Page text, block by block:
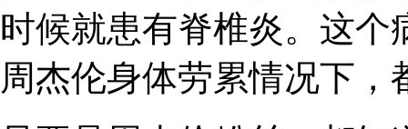
时候就患有脊椎炎。这
周杰伦身体劳累情况下，